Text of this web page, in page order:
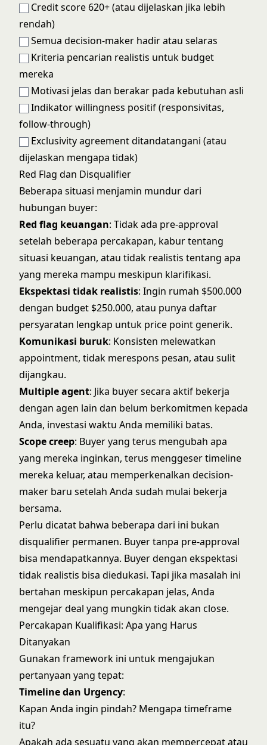
Credit score 620+ (atau dijelaskan jika lebih
rendah)
Semua decision-maker hadir atau selaras
Kriteria pencarian realistis untuk budget
mereka
Motivasi jelas dan berakar pada kebutuhan asli
Indikator willingness positif (responsivitas,
follow-through)
Exclusivity agreement ditandatangani (atau
dijelaskan mengapa tidak)
Red Flag dan Disqualifier
Beberapa situasi menjamin mundur dari
hubungan buyer:
Red flag keuangan: Tidak ada pre-approval
setelah beberapa percakapan, kabur tentang
situasi keuangan, atau tidak realistis tentang apa
yang mereka mampu meskipun klarifikasi.
Ekspektasi tidak realistis: Ingin rumah $500.000
dengan budget $250.000, atau punya daftar
persyaratan lengkap untuk price point generik.
Komunikasi buruk: Konsisten melewatkan
appointment, tidak merespons pesan, atau sulit
dijangkau.
Multiple agent: Jika buyer secara aktif bekerja
dengan agen lain dan belum berkomitmen kepada
Anda, investasi waktu Anda memiliki batas.
Scope creep: Buyer yang terus mengubah apa
yang mereka inginkan, terus menggeser timeline
mereka keluar, atau memperkenalkan decision-
maker baru setelah Anda sudah mulai bekerja
bersama.
Perlu dicatat bahwa beberapa dari ini bukan
disqualifier permanen. Buyer tanpa pre-approval
bisa mendapatkannya. Buyer dengan ekspektasi
tidak realistis bisa diedukasi. Tapi jika masalah ini
bertahan meskipun percakapan jelas, Anda
mengejar deal yang mungkin tidak akan close.
Percakapan Kualifikasi: Apa yang Harus
Ditanyakan
Gunakan framework ini untuk mengajukan
pertanyaan yang tepat:
Timeline dan Urgency:
Kapan Anda ingin pindah? Mengapa timeframe
itu?
Apakah ada sesuatu yang akan mempercepat atau